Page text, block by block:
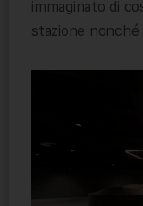
immaginato di
stazione nonché